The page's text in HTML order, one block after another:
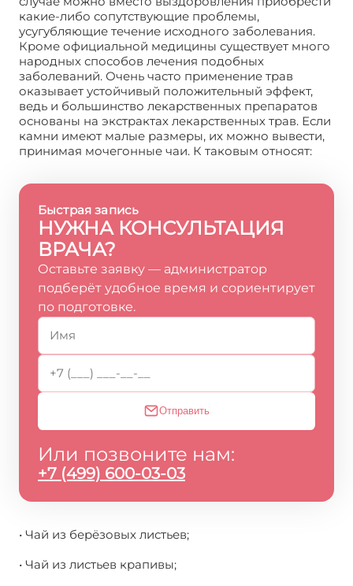
какие-либо сопутствующие проблемы,
усугубляющие течение исходного заболевания.
Кроме официальной медицины существует много
народных способов лечения подобных
заболеваний. Очень часто применение трав
оказывает устойчивый положительный эффект,
ведь и большинство лекарственных препаратов
основаны на экстрактах лекарственных трав. Если
камни имеют малые размеры, их можно вывести,
принимая мочегонные чаи. К таковым относят:
Быстрая запись
НУЖНА КОНСУЛЬТАЦИЯ
ВРАЧА?
Оставьте заявку — администратор
подберёт удобное время и сориентирует
по подготовке.
Отправить
Или позвоните нам:
+7 (499) 600-03-03
• Чай из берёзовых листьев;
• Чай из листьев крапивы;